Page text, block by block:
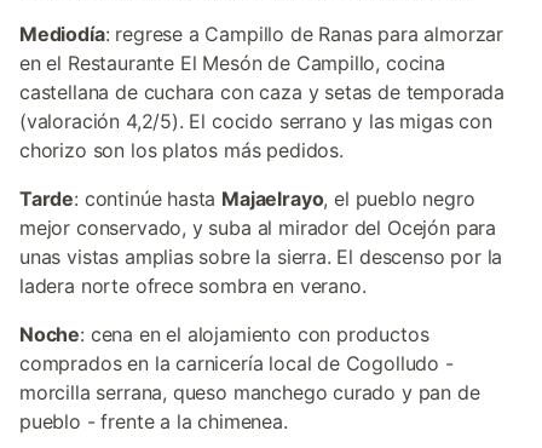
Mediodía: regrese a Campillo de Ranas para almorzar
en el Restaurante El Mesón de Campillo, cocina
castellana de cuchara con caza y setas de temporada
(valoración 4,2/5). El cocido serrano y las migas con
chorizo son los platos más pedidos.
Tarde: continúe hasta Majaelrayo, el pueblo negro
mejor conservado, y suba al mirador del Ocejón para
unas vistas amplias sobre la sierra. El descenso por la
ladera norte ofrece sombra en verano.
Noche: cena en el alojamiento con productos
comprados en la carnicería local de Cogolludo -
morcilla serrana, queso manchego curado y pan de
pueblo - frente a la chimenea.